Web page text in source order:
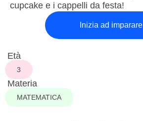
cupcake e i cappelli da festa!
Inizia ad imparare
Età
3
Materia
MATEMATICA